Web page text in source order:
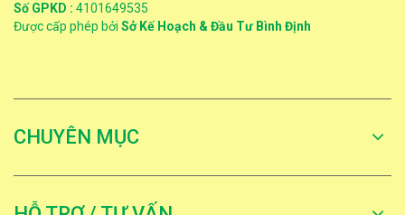
Số GPKD : 4101649535
Được cấp phép bởi Sở Kế Hoạch & Đầu Tư Bình Định
CHUYÊN MỤC